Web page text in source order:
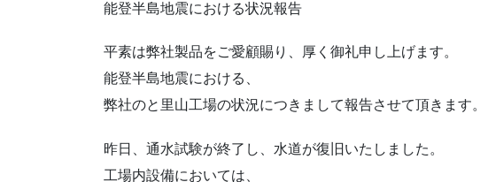
能登半島地震における状況報告
平素は弊社製品をご愛顧賜り、厚く御礼申し上げます。
能登半島地震における、
弊社のと里山工場の状況につきまして報告させて頂きます。
昨日、通水試験が終了し、水道が復旧いたしました。
工場内設備においては、